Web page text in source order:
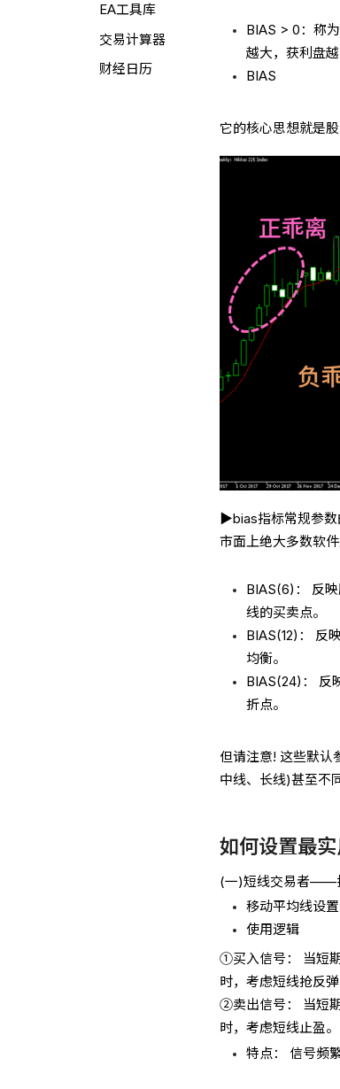
EA工具库
交易计算器
财经日历
BIAS > 0：称
越大，获利盘
BIAS
它的核心思想就是
▶bias指标常规参数
市面上绝大多数软
BIAS(6)： 反
线的买卖点。
BIAS(12)： 反
均衡。
BIAS(24)： 反
折点。
但请注意! 这些默认
中线、长线)甚至不
如何设置最
(一)短线交易者——
移动平均线设
使用逻辑
①买入信号： 当短
时，考虑短线抢反弹
②卖出信号： 当短
时，考虑短线止盈。
特点： 信号频